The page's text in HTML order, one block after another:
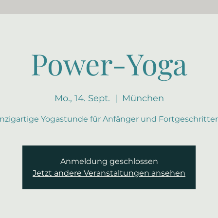
Power-Yoga
Mo., 14. Sept.
  |
München
Yogastunde für Anfänger und
Anmeldung geschlossen
Jetzt andere Veranstaltungen ansehen